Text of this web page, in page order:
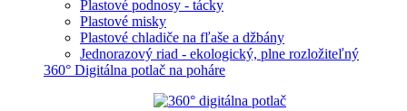
Plastové podnosy - tácky
Plastové misky
Plastové chladiče na fľaše a džbány
Jednorazový riad - ekologický, plne rozložiteľný
360° Digitálna potlač na poháre